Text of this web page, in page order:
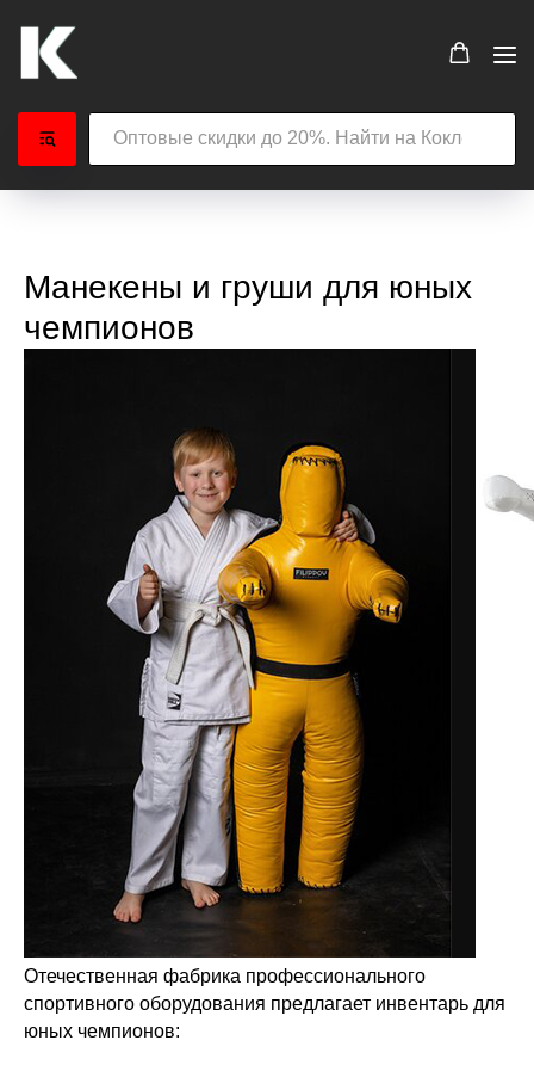
Манекены и груши для юных
чемпионов
Отечественная фабрика профессионального
спортивного оборудования предлагает инвентарь для
юных чемпионов: